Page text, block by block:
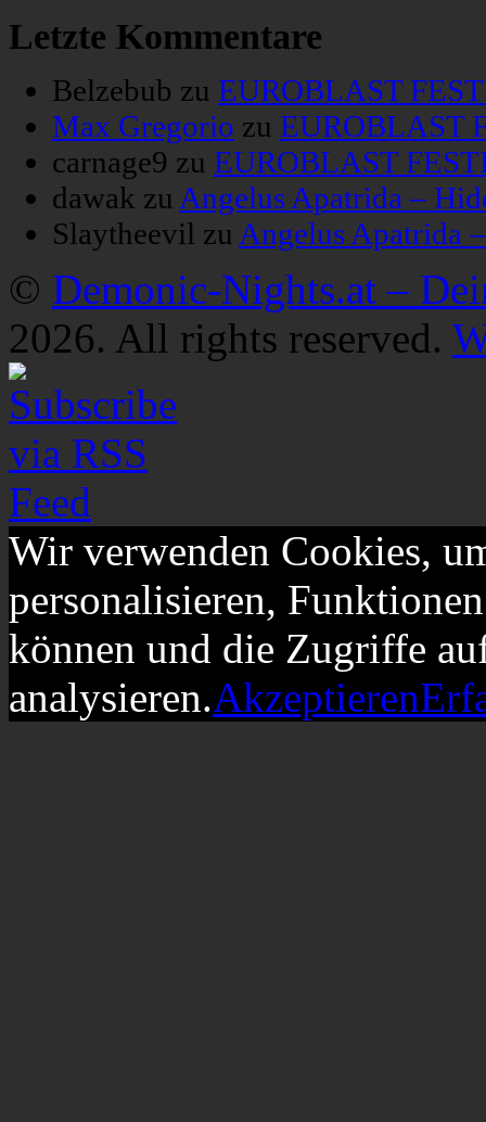
Letzte Kommentare
Belzebub zu EUROBLAST
Max Gregorio zu EUROBLAST
carnage9 zu EUROBLAST
dawak zu Angelus Apatrida –
Slaytheevil zu Angelus Apatrida
© Demonic-Nights.at –
2026. All rights reserved.
Wir verwenden Cookies,
personalisieren,
können und die Zugriffe
analysieren.Akzeptieren